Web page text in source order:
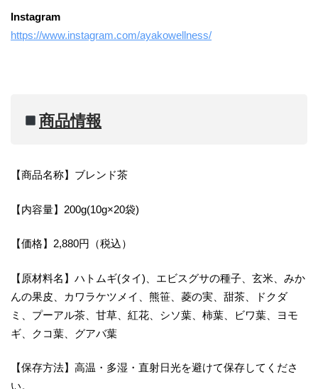
Instagram
https://www.instagram.com/ayakowellness/
商品情報
【商品名称】ブレンド茶
【内容量】200g(10g×20袋)
【価格】2,880円（税込）
【原材料名】ハトムギ(タイ)、エビスグサの種子、玄米、みか
んの果皮、カワラケツメイ、熊笹、菱の実、甜茶、ドクダ
ミ、プーアル茶、甘草、紅花、シソ葉、柿葉、ビワ葉、ヨモ
ギ、クコ葉、グアバ葉
【保存方法】高温・多湿・直射日光を避けて保存してくださ
い。